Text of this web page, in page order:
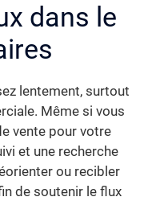
dans le
lentement, surtout
Même si vous
vente pour votre
et une recherche
ou recibler
de soutenir le flux